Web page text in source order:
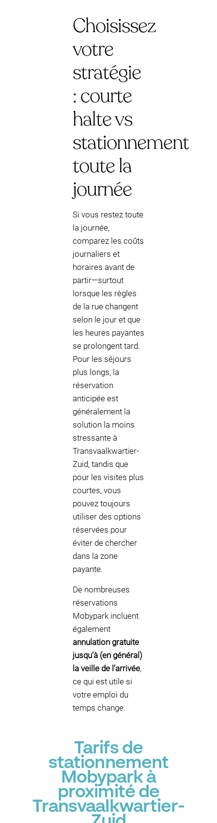
Choisissez
votre
stratégie
: courte
halte vs
stationnement
toute la
journée
Si vous restez toute
la journée,
comparez les coûts
journaliers et
horaires avant de
partir—surtout
lorsque les règles
de la rue changent
selon le jour et que
les heures payantes
se prolongent tard.
Pour les séjours
plus longs, la
réservation
anticipée est
généralement la
solution la moins
stressante à
Transvaalkwartier-
Zuid, tandis que
pour les visites plus
courtes, vous
pouvez toujours
utiliser des options
réservées pour
éviter de chercher
dans la zone
payante.
De nombreuses
réservations
Mobypark incluent
également
annulation gratuite
jusqu’à (en général)
la veille de l’arrivée,
ce qui est utile si
votre emploi du
temps change.
Tarifs de
stationnement
Mobypark à
proximité de
Transvaalkwartier-